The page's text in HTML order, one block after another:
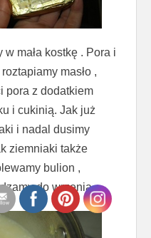
mała kostkę . Pora i
masło ,
pora z dodatkiem
i cukinią. Jak już
i nadal dusimy
ziemniaki także
bulion ,
do wrzenia .